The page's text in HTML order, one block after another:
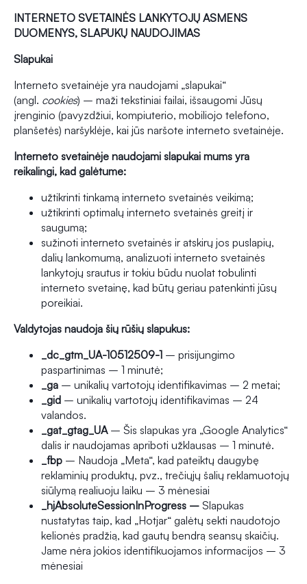
INTERNETO SVETAINĖS LANKYTOJŲ ASMENS
DUOMENYS, SLAPUKŲ NAUDOJIMAS
Slapukai
Interneto svetainėje yra naudojami „slapukai“
(angl. cookies) – maži tekstiniai failai, išsaugomi Jūsų
įrenginio (pavyzdžiui, kompiuterio, mobiliojo telefono,
planšetės) naršyklėje, kai jūs naršote interneto svetainėje.
Interneto svetainėje naudojami slapukai mums yra
reikalingi, kad galėtume:
užtikrinti tinkamą interneto svetainės veikimą;
užtikrinti optimalų interneto svetainės greitį ir
saugumą;
sužinoti interneto svetainės ir atskirų jos puslapių,
dalių lankomumą, analizuoti interneto svetainės
lankytojų srautus ir tokiu būdu nuolat tobulinti
interneto svetainę, kad būtų geriau patenkinti jūsų
poreikiai.
Valdytojas naudoja šių rūšių slapukus:
_dc_gtm_UA-10512509-1 – prisijungimo
paspartinimas – 1 minutė;
_ga – unikalių vartotojų identifikavimas – 2 metai;
_gid – unikalių vartotojų identifikavimas – 24
valandos.
_gat_gtag_UA – Šis slapukas yra „Google Analytics“
dalis ir naudojamas apriboti užklausas – 1 minutė.
_fbp – Naudoja „Meta“, kad pateiktų daugybę
reklaminių produktų, pvz., trečiųjų šalių reklamuotojų
siūlymą realiuoju laiku – 3 mėnesiai
_hjAbsoluteSessionInProgress – Slapukas
nustatytas taip, kad „Hotjar“ galėtų sekti naudotojo
kelionės pradžią, kad gautų bendrą seansų skaičių.
Jame nėra jokios identifikuojamos informacijos – 3
mėnesiai